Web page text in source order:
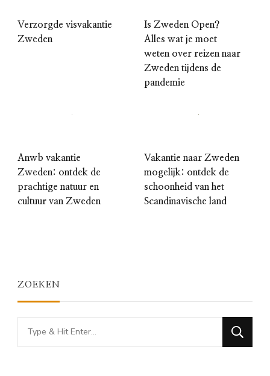
Verzorgde visvakantie
Zweden
Is Zweden Open?
Alles wat je moet
weten over reizen naar
Zweden tijdens de
pandemie
Anwb vakantie
Zweden: ontdek de
prachtige natuur en
cultuur van Zweden
Vakantie naar Zweden
mogelijk: ontdek de
schoonheid van het
Scandinavische land
ZOEKEN
Looking
for